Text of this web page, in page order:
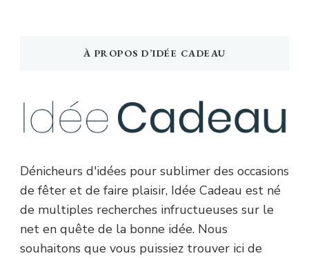
À PROPOS D’IDÉE CADEAU
Dénicheurs d'idées pour sublimer des occasions
de fêter et de faire plaisir, Idée Cadeau est né
de multiples recherches infructueuses sur le
net en quête de la bonne idée. Nous
souhaitons que vous puissiez trouver ici de